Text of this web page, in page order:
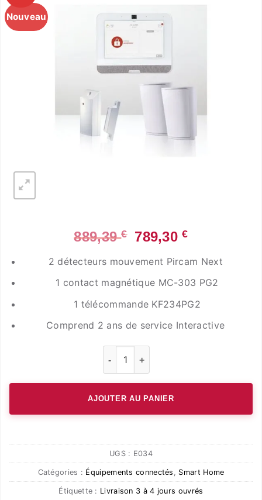
Nouveau
889,39€
Le
initial
était :
889,39 €.
789,30€Le
actuel
est :
789,30 €.
2 détecteurs mouvement Pircam Next
1 contact magnétique MC-303 PG2
1 télécommande KF234PG2
Comprend 2 ans de service Interactive
AJOUTER AU PANIER
UGS : E034
Catégories : Équipements connectés , Smart Home
Étiquette : Livraison 3 à 4 jours ouvrés